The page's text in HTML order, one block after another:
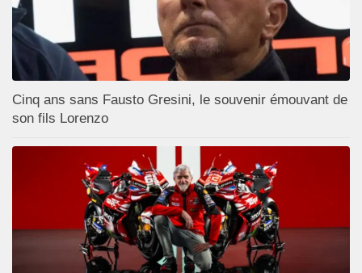
Cinq ans sans Fausto Gresini, le souvenir émouvant de
son fils Lorenzo